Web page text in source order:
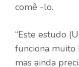
comê -lo.
“Este estudo
funciona muito
mas ainda